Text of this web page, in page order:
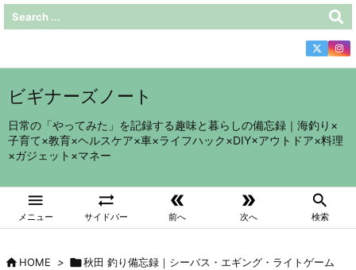
ビギナーズノート
日常の「やってみた」を記録する趣味と暮らしの備忘録｜海釣り×
子育て×教育×ヘルスケア×車×ライフハック×DIY×アウトドア×料理
×ガジェット×マネー

メニュー

サイドバー

前へ

次へ

検索
HOME > 秋田 釣り備忘録｜シーバス・エギング・ライトゲーム